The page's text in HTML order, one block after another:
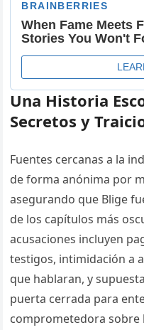
Una Historia
Secretos y
Fuentes cercanas a la
de forma anónima por
asegurando que Blige
de los capítulos más
acusaciones incluyen
testigos, intimidación a
que hablaran, y
puerta cerrada para
comprometedora sobre